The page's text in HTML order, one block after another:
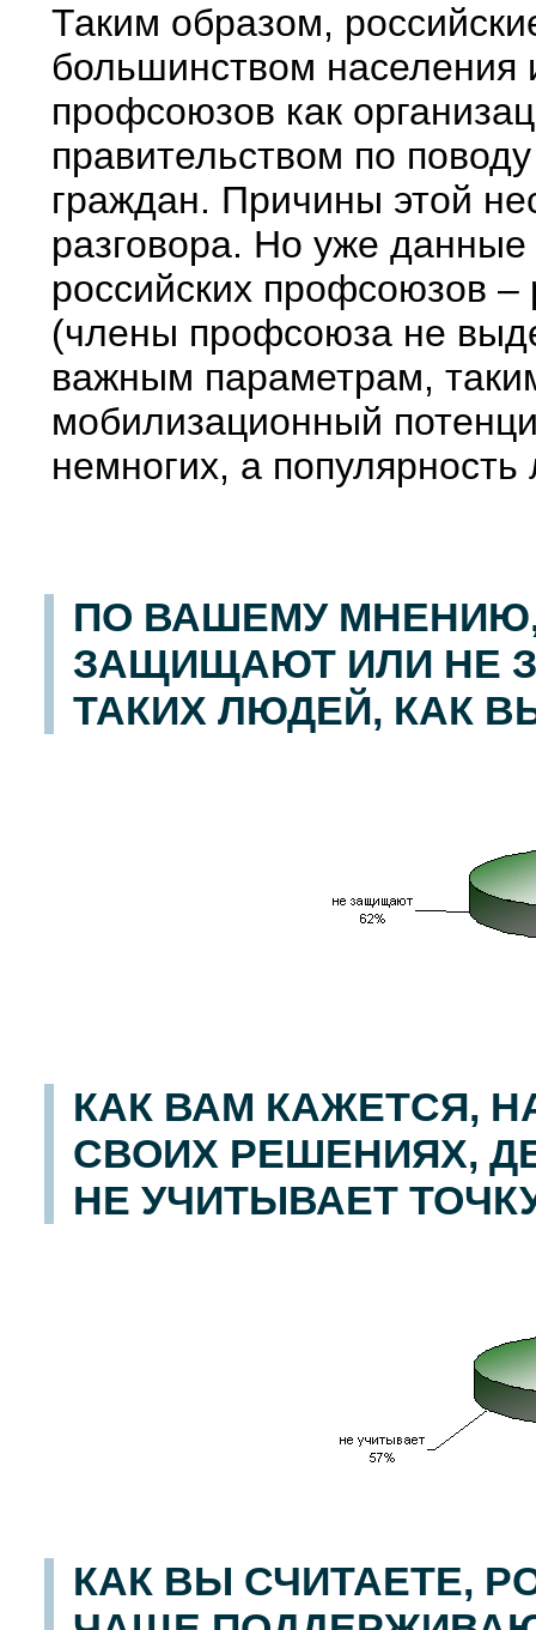
Таким образом,
большинством
профсоюзов как
правительством по
граждан. Причины этой
разговора. Но уже данные
российских профсоюзов
(члены профсоюза не
важным параметрам,
мобилизационный
немногих, а
ПО ВАШЕМУ
ЗАЩИЩАЮТ ИЛИ НЕ
ТАКИХ ЛЮДЕЙ, КАК
КАК ВАМ КАЖЕТСЯ,
СВОИХ РЕШЕНИЯХ,
НЕ УЧИТЫВАЕТ
КАК ВЫ СЧИТАЕТЕ,